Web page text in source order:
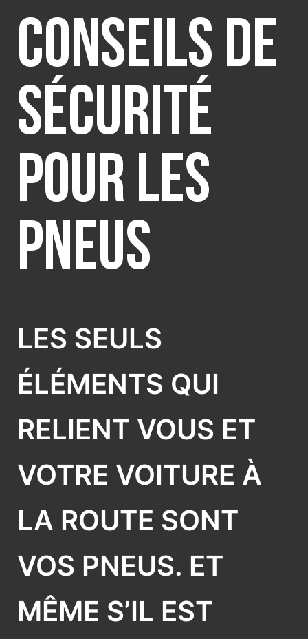
SELECT COUNTRY
Conseils de
sécurité
pour les
pneus
LES SEULS
ÉLÉMENTS QUI
RELIENT VOUS ET
VOTRE VOITURE À
LA ROUTE SONT
VOS PNEUS. ET
MÊME S’IL EST